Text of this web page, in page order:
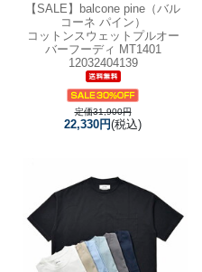
【SALE】 balcone pine（バル
コーネ パイン）
コットンスウェットプルオー
バーフーディ MT1401
12032404139
定価31,900円
22,330円(税込)